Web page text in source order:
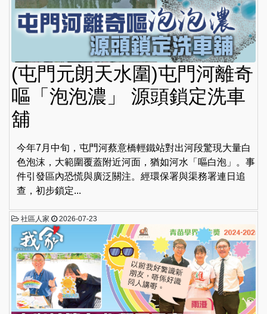
(屯門元朗天水圍)屯門河離奇
嘔「泡泡濃」 源頭鎖定洗車
舖
今年7月中旬，屯門河蔡意橋輕鐵站對出河段驚現大量白
色泡沫，大範圍覆蓋附近河面，猶如河水「嘔白泡」。事
件引發區內恐慌與廣泛關注。經環保署與渠務署連日追
查，初步鎖定...
社區人家 2026-07-23